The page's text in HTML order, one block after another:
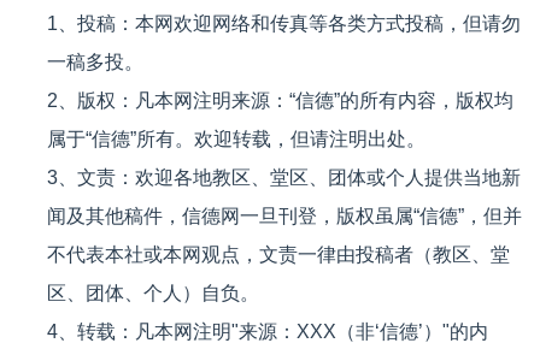
1、投稿：本网欢迎网络和传真等各类方式投稿，但请勿
一稿多投。
2、版权：凡本网注明来源：“信德”的所有内容，版权均
属于“信德”所有。欢迎转载，但请注明出处。
3、文责：欢迎各地教区、堂区、团体或个人提供当地新
闻及其他稿件，信德网一旦刊登，版权虽属“信德”，但并
不代表本社或本网观点，文责一律由投稿者（教区、堂
区、团体、个人）自负。
4、转载：凡本网注明"来源：XXX（非‘信德’）"的内